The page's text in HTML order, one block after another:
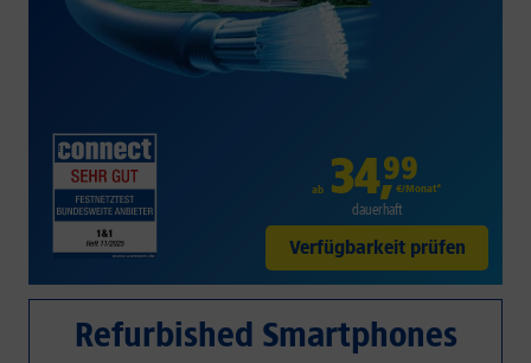
ab 34,99
€/Monat*
dauerhaft
Verfügbarkeit prüfen
Refurbished Smartphones